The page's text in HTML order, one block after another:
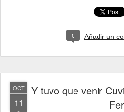
0 Añadir un
OCT
11
Y tuvo que venir